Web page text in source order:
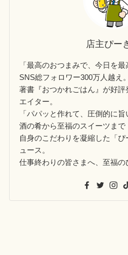
店主ぴー
「最高のおつまみで、今日を最
SNS総フォロワー300万人越え。
著書『おつかれごはん』が好評
エイター。
「パパッと作れて、圧倒的に旨
酒の肴から至福のスイーツまで
自身のこだわりを凝縮した「
ュース。
仕事終わりの皆さまへ、至福の